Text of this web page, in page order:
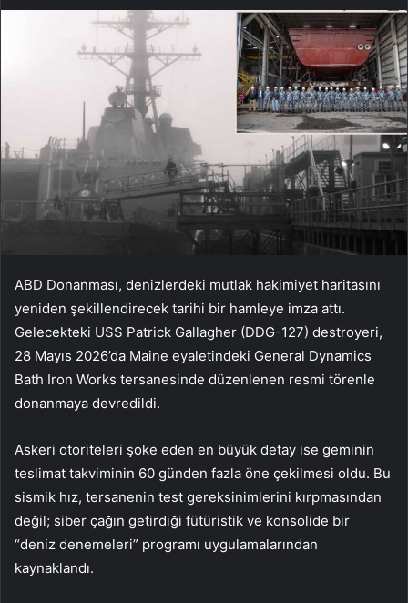
ABD Donanması, denizlerdeki mutlak hakimiyet haritasını
yeniden şekillendirecek tarihi bir hamleye imza attı.
Gelecekteki USS Patrick Gallagher (DDG-127) destroyeri,
28 Mayıs 2026’da Maine eyaletindeki General Dynamics
Bath Iron Works tersanesinde düzenlenen resmi törenle
donanmaya devredildi.
Askeri otoriteleri şoke eden en büyük detay ise geminin
teslimat takviminin 60 günden fazla öne çekilmesi oldu. Bu
sismik hız, tersanenin test gereksinimlerini kırpmasından
değil; siber çağın getirdiği fütüristik ve konsolide bir
“deniz denemeleri” programı uygulamalarından
kaynaklandı.